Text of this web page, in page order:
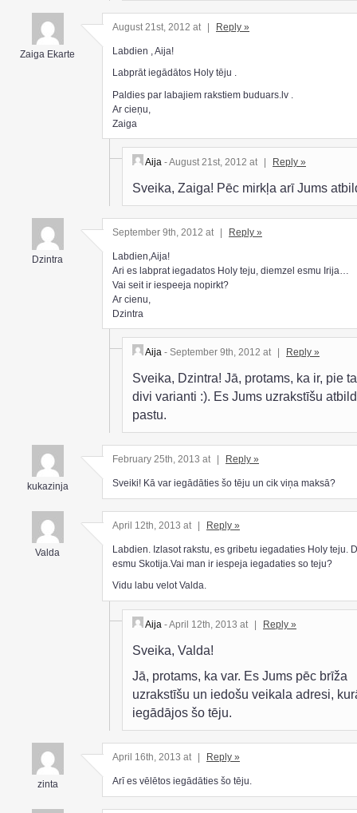
Zaiga Ekarte
August 21st, 2012 at | Reply »
Labdien , Aija!
Labprāt iegādātos Holy tēju .
Paldies par labajiem rakstiem buduars.lv .
Ar cieņu,
Zaiga
Aija - August 21st, 2012 at Reply »
Sveika, Zaiga! Pēc mirkļa arī Jums
Dzintra
September 9th, 2012 at | Reply »
Labdien,Aija!
Ari es labprat iegadatos Holy teju, diemzel esmu Irija…
Vai seit ir iespeeja nopirkt?
Ar cienu,
Dzintra
Aija - September 9th, 2012 at Reply »
Sveika, Dzintra! Jā, protams, ka ir, pie
divi varianti :). Es Jums uzrakstīšu
pastu.
kukazinja
February 25th, 2013 at Reply »
Sveiki! Kā var iegādāties šo tēju un cik viņa maksā?
Valda
April 12th, 2013 at | Reply »
Labdien. Izlasot rakstu, es gribetu iegadaties Holy teju.
esmu Skotija.Vai man ir iespeja iegadaties so teju?
Vidu labu velot Valda.
Aija - April 12th, 2013 at | Reply »
Sveika, Valda!
Jā, protams, ka var. Es Jums pēc brīža
uzrakstīšu un iedošu veikala adresi,
iegādājos šo tēju.
zinta
April 16th, 2013 at Reply »
Arī es vēlētos iegādāties šo tēju.